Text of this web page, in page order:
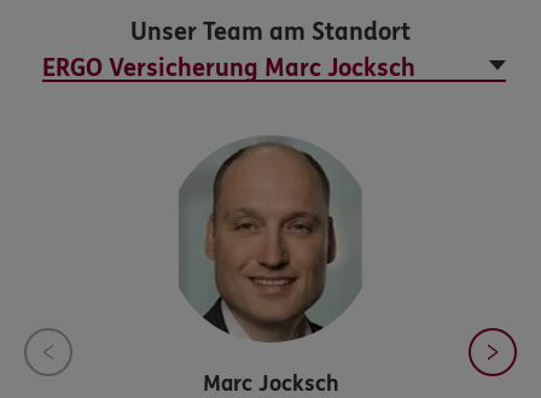
Unser Team am Standort
Marc Jocksch